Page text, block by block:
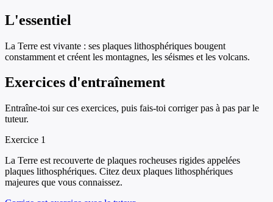
L'essentiel
La Terre est vivante : ses plaques lithosphériques bougent
constamment et créent les montagnes, les séismes et les volcans.
Exercices d'entraînement
Entraîne-toi sur ces exercices, puis fais-toi corriger pas à pas par le
tuteur.
Exercice 1
La Terre est recouverte de plaques rocheuses rigides appelées
plaques lithosphériques. Citez deux plaques lithosphériques
majeures que vous connaissez.